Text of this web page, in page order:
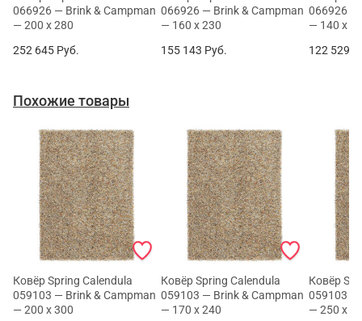
066926 — Brink & Campman
— 200 x 280
252 645 Руб.
066926 — Brink & Campman
— 160 x 230
155 143 Руб.
066926 —
— 140 x
122 529
Похожие товары
Ковёр Spring Calendula
059103 — Brink & Campman
— 200 x 300
Ковёр Spring Calendula
059103 — Brink & Campman
— 170 x 240
Ковёр
059103 —
— 250 x